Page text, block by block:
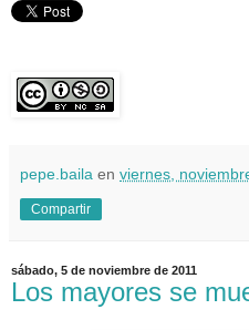
pepe.baila en viernes,
Compartir
sábado, 5 de noviembre de 2011
Los mayores se